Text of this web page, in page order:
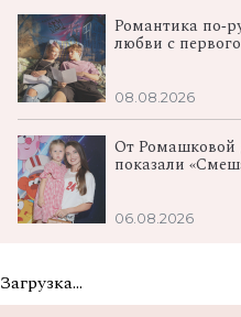
Романтика
любви с
08.08.2026
От Ромашковой
показали
06.08.2026
Загрузка...